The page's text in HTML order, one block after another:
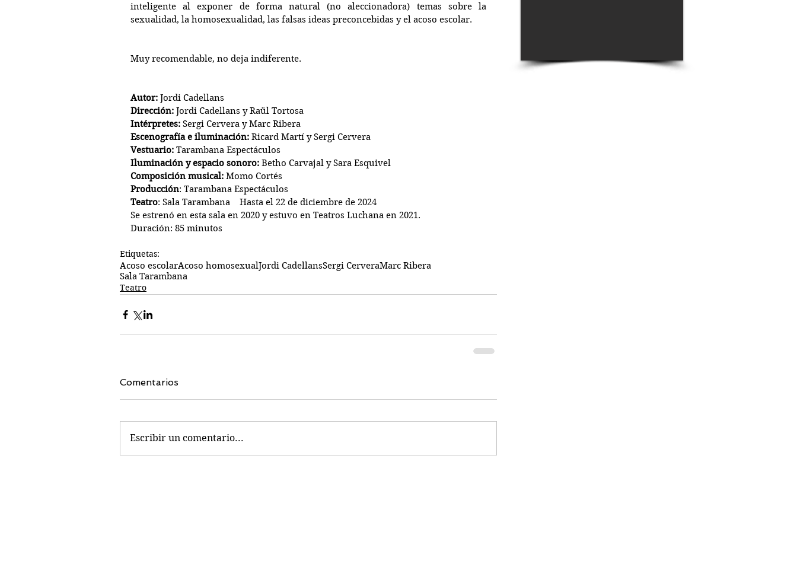
inteligente al exponer de forma natural (no aleccionadora) temas sobre la
sexualidad, la homosexualidad, las falsas ideas preconcebidas y el acoso escolar.
Muy recomendable, no deja indiferente.
Autor: Jordi Cadellans
Dirección: Jordi Cadellans y Raül Tortosa
Intérpretes: Sergi Cervera y Marc Ribera
Escenografía e iluminación: Ricard Martí y Sergi Cervera
Vestuario: Tarambana Espectáculos
Iluminación y espacio sonoro: Betho Carvajal y Sara Esquivel
Composición musical: Momo Cortés
Producción: Tarambana Espectáculos
Teatro: Sala Tarambana    Hasta el 22 de diciembre de 2024
Se estrenó en esta sala en 2020 y estuvo en Teatros Luchana en 2021.
Duración: 85 minutos
Etiquetas:
Acoso escolarAcoso homosexualJordi CadellansSergi CerveraMarc Ribera
Sala Tarambana
Teatro
Comentarios
Escribir un comentario...